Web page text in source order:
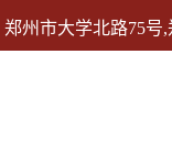
郑州市大学北路75号